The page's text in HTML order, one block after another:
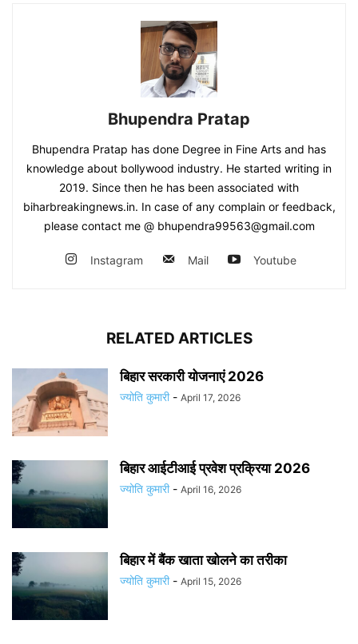
Bhupendra Pratap
Bhupendra Pratap has done Degree in Fine Arts and has
knowledge about bollywood industry. He started writing in
2019. Since then he has been associated with
biharbreakingnews.in. In case of any complain or feedback,
please contact me @ bhupendra99563@gmail.com
Instagram Mail Youtube
RELATED ARTICLES
बिहार सरकारी योजनाएं 2026
ज्योति कुमारी - April 17, 2026
बिहार आईटीआई प्रवेश प्रक्रिया 2026
ज्योति कुमारी - April 16, 2026
बिहार में बैंक खाता खोलने का तरीका
ज्योति कुमारी - April 15, 2026